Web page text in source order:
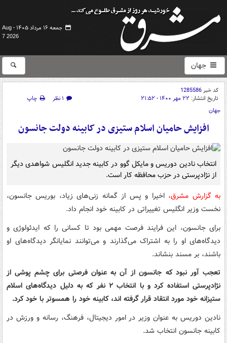
جمعه ۱۶ مرداد ۱۴۰۵ -
Aug
7 2026
جهان
کد خبر1285586
تاریخ انتشار: ۲۲ مهر ۱۴۰۰ - ۲۱:۵۲ ۱ نظر
چاپ
جهان
افزایش حامیان اسلام ستیزی در کابینه دولت جانسون
انتخاب نادین دوریس و مایکل گوو در کابینه جدید انگلیس شواهدی دیگر
از نژادپرستی در حزب محافظه کار است.
به گزارش مشرق،اخیرا و پس از گمانه زنی‌های زیاد، بوریس جانسون،
نخست وزیر انگلیس تغییراتی در کابینه خود انجام داد.
برای جانسون، این فرایند فرصت مهمی بود تا کسانی را که ایدئولوژی و
دیدگاه‌های او را به اشتراک می‌گذارند و می‌توانند نمایانگر دیدگاه‌های او
باشند، بر مسند بنشاند.
تعجب آور نبود که جانسون از آن به عنوان فرصتی برای چشم پوشی از
نژادپرستی استفاده کرد و با انتخاب ۲ نفر که به دلیل دیدگاه‌های اسلام
ستیزانه خود مورد انتقاد قرار گرفته اند، کابینه خود را همسوتر با خود کرد.
نادین دوریس به عنوان وزیر در امور دیجیتال، فرهنگ، رسانه و ورزش در
کابینه جانسون انتخاب شد.